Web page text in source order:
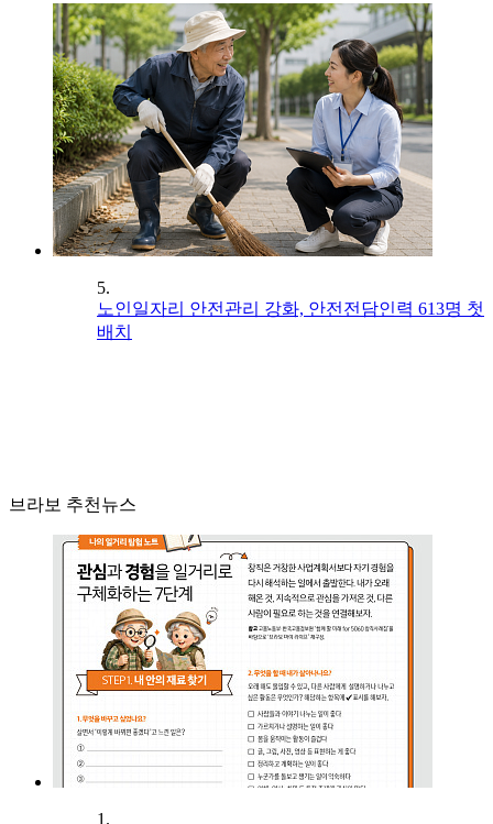
5.
노인일자리 안전관리 강화, 안전전담인력 613명 첫
배치
브라보 추천뉴스
1.